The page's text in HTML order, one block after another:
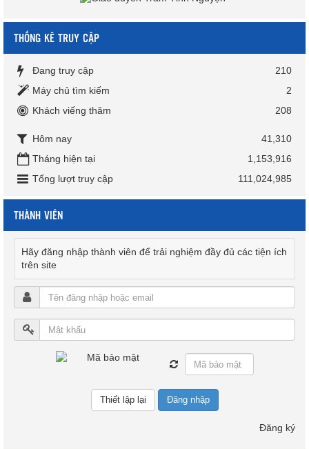
THỐNG KÊ TRUY CẬP
Đang truy cập
210
Máy chủ tìm kiếm
2
Khách viếng thăm
208
Hôm nay
41,310
Tháng hiện tại
1,153,916
Tổng lượt truy cập
111,024,985
THÀNH VIÊN
Hãy đăng nhập thành viên để trải nghiệm đầy đủ các tiện ích
trên site
Đăng nhập
Đăng ký